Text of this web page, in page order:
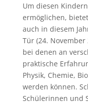
Um diesen
ermöglichen,
auch in diesem
Tür (24.
bei denen an
praktische
Physik, Chemie,
werden können.
Schülerinnen und